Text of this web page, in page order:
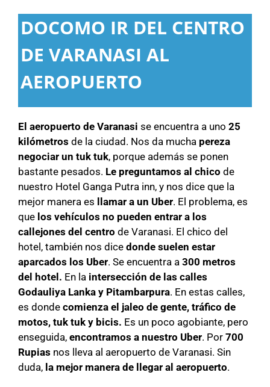
DOCOMO IR DEL CENTRO
DE VARANASI AL
AEROPUERTO
El aeropuerto de Varanasi se encuentra a uno 25
kilómetros de la ciudad. Nos da mucha pereza
negociar un tuk tuk, porque además se ponen
bastante pesados. Le preguntamos al chico de
nuestro Hotel Ganga Putra inn, y nos dice que la
mejor manera es
llamar a un Uber. El problema, es
que los vehículos no pueden entrar a los
callejones del centro de Varanasi. El chico del
hotel, también nos dice donde suelen estar
aparcados los Uber. Se encuentra a 300 metros
del hotel. En la intersección de las calles
Godauliya Lanka y Pitambarpura. En estas calles,
es donde comienza el jaleo de gente, tráfico de
motos, tuk tuk y bicis. Es un poco agobiante, pero
enseguida, encontramos a nuestro Uber. Por 700
Rupias nos lleva al aeropuerto de Varanasi. Sin
duda, la mejor manera de llegar al aeropuerto.